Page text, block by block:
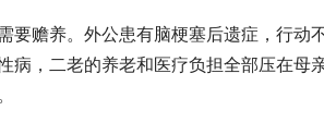
要赡养。外公患有脑梗塞后遗症，行动
病，二老的养老和医疗负担全部压在母